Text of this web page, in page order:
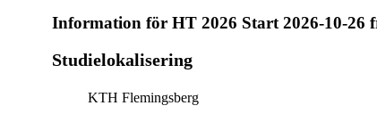
Information för HT 2026 Start 2026-10-26
Studielokalisering
KTH Flemingsberg